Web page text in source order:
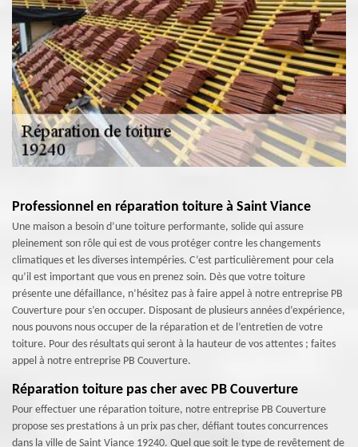
Professionnel en réparation toiture à Saint Viance
Une maison a besoin d’une toiture performante, solide qui assure
pleinement son rôle qui est de vous protéger contre les changements
climatiques et les diverses intempéries. C’est particulièrement pour cela
qu’il est important que vous en prenez soin. Dès que votre toiture
présente une défaillance, n’hésitez pas à faire appel à notre entreprise PB
Couverture pour s’en occuper. Disposant de plusieurs années d’expérience,
nous pouvons nous occuper de la réparation et de l’entretien de votre
toiture. Pour des résultats qui seront à la hauteur de vos attentes ; faites
appel à notre entreprise PB Couverture.
Réparation toiture pas cher avec PB Couverture
Pour effectuer une réparation toiture, notre entreprise PB Couverture
propose ses prestations à un prix pas cher, défiant toutes concurrences
dans la ville de Saint Viance 19240. Quel que soit le type de revêtement de